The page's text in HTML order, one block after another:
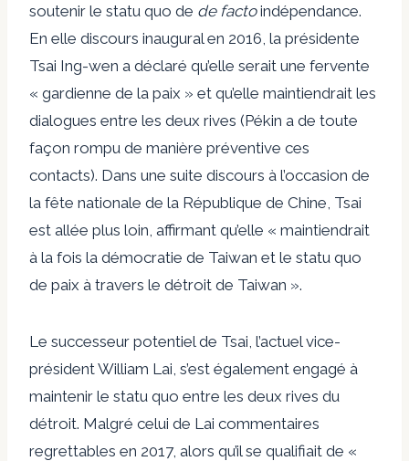
soutenir le statu quo de de factoindépendance.
En elle discours inaugural en 2016 , la présidente
Tsai Ing-wen a déclaré qu’elle serait une fervente
« gardienne de la paix » et qu’elle maintiendrait les
dialogues entre les deux rives (Pékin a de toute
façon rompu de manière préventive ces
contacts). Dans une suite discours à l’occasion de
la fête nationale de la République de Chine, Tsai
est allée plus loin, affirmant qu’elle « maintiendrait
à la fois la démocratie de Taiwan et le statu quo
de paix à travers le détroit de Taiwan ».
Le successeur potentiel de Tsai, l’actuel vice-
président William Lai, s’est également engagé à
maintenir le statu quo entre les deux rives du
détroit. Malgré celui de Lai commentaires
regrettables en 2017, alors qu’il se qualifiait de «